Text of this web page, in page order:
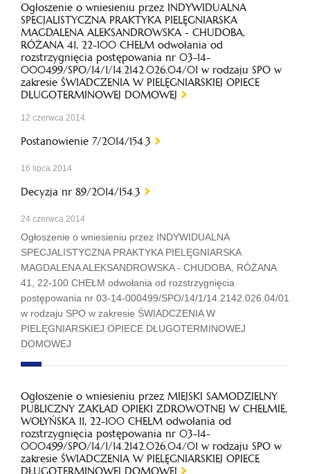
Ogłoszenie o wniesieniu przez INDYWIDUALNA
SPECJALISTYCZNA PRAKTYKA PIELĘGNIARSKA
MAGDALENA ALEKSANDROWSKA - CHUDOBA,
RÓŻANA 41, 22-100 CHEŁM odwołania od
rozstrzygnięcia postępowania nr 03-14-
000499/SPO/14/1/14.2142.026.04/01 w rodzaju SPO w
zakresie ŚWIADCZENIA W PIELĘGNIARSKIEJ OPIECE
DŁUGOTERMINOWEJ DOMOWEJ
12 czerwca 2014
Postanowienie 7/2014/154.3
16 lipca 2014
Decyzja nr 89/2014/154.3
24 czerwca 2014
Ogłoszenie o wniesieniu przez INDYWIDUALNA
SPECJALISTYCZNA PRAKTYKA PIELĘGNIARSKA
MAGDALENA ALEKSANDROWSKA - CHUDOBA, RÓŻANA
41, 22-100 CHEŁM odwołania od rozstrzygnięcia
postępowania nr 03-14-000499/SPO/14/1/14.2142.026.04/01
w rodzaju SPO w zakresie ŚWIADCZENIA W
PIELĘGNIARSKIEJ OPIECE DŁUGOTERMINOWEJ
DOMOWEJ
Ogłoszenie o wniesieniu przez MIEJSKI SAMODZIELNY
PUBLICZNY ZAKŁAD OPIEKI ZDROWOTNEJ W CHEŁMIE,
WOŁYŃSKA 11, 22-100 CHEŁM odwołania od
rozstrzygnięcia postępowania nr 03-14-
000499/SPO/14/1/14.2142.026.04/01 w rodzaju SPO w
zakresie ŚWIADCZENIA W PIELĘGNIARSKIEJ OPIECE
DŁUGOTERMINOWEJ DOMOWEJ